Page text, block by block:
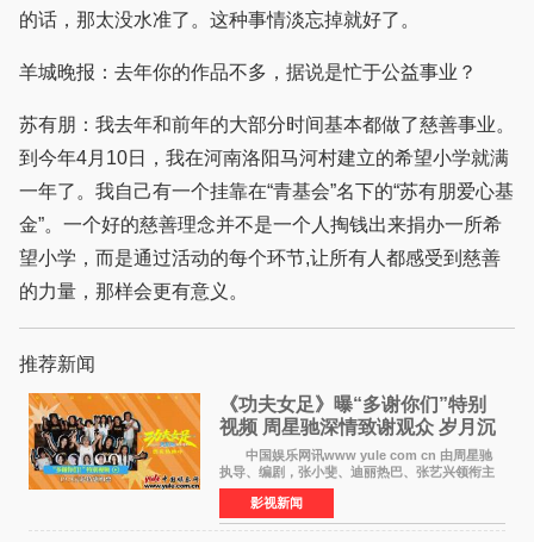
的话，那太没水准了。这种事情淡忘掉就好了。
羊城晚报：去年你的作品不多，据说是忙于公益事业？
苏有朋：我去年和前年的大部分时间基本都做了慈善事业。
到今年4月10日，我在河南洛阳马河村建立的希望小学就满
一年了。我自己有一个挂靠在“青基会”名下的“苏有朋爱心基
金”。一个好的慈善理念并不是一个人掏钱出来捐办一所希
望小学，而是通过活动的每个环节,让所有人都感受到慈善
的力量，那样会更有意义。
推荐新闻
《功夫女足》曝“多谢你们”特别
视频 周星驰深情致谢观众 岁月沉
淀不灭初心
中国娱乐网讯www yule com cn 由周星驰
执导、编剧，张小斐、迪丽热巴、张艺兴领衔主
演，刘嘉玲、佐藤健特别出演，艾米、雪野、蔡
思贝、胡予安、倪好特别介绍的喜剧电影《功夫
女足》释出多谢你
影视新闻